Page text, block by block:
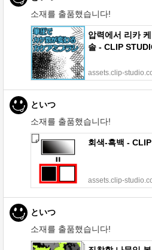
소재를 출품했습니다!
압력에서 리카
솔 - CLIP
assets.clip-
といつ
소재를 출품했습니다!
회색-흑백 -
assets.clip-
といつ
소재를 출품했습니다!